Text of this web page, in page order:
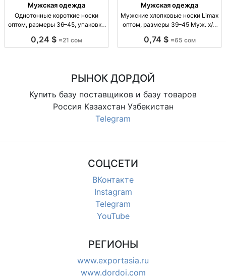
Мужская одежда
Однотонные короткие носки
оптом, размеры 36–45, упаковка
носки оптом, р-р 36–41 и 41–45,
0,24 $ ≈21 сом
Мужская одежда
Мужские хлопковые носки Limax
оптом, размеры 39–45 Муж. х/б
пар, 65 сом.
0,74 $ ≈65 сом
РЫНОК ДОРДОЙ
Купить базу поставщиков и базу товаров
Россия Казахстан Узбекистан
Telegram
СОЦСЕТИ
ВКонтакте
Instagram
Telegram
YouTube
РЕГИОНЫ
www.exportasia.ru
www.dordoi.com